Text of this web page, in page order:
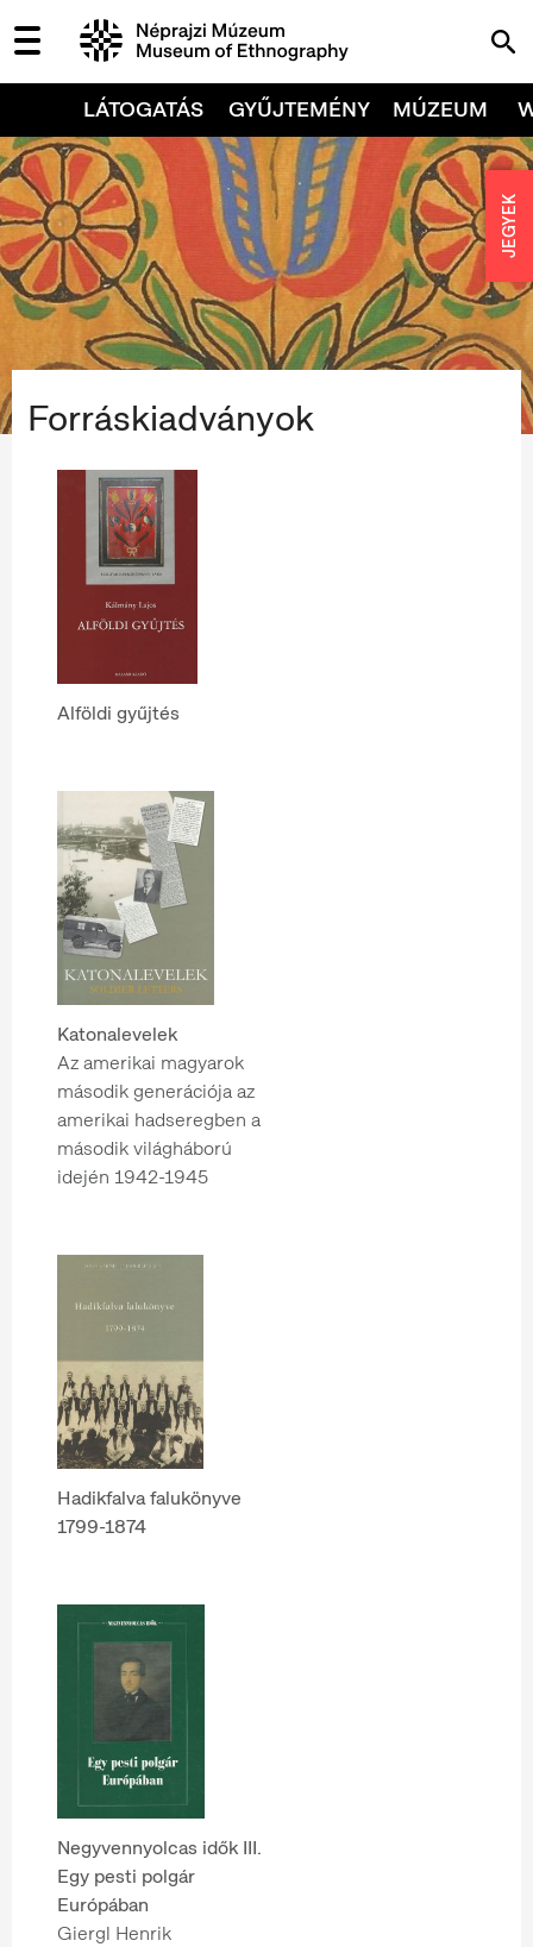
LÁTOGATÁS GYŰJTEMÉNY MÚZEUM
Forráskiadványok
Alföldi gyűjtés
Katonalevelek
Az amerikai magyarok
második generációja az
amerikai hadseregben a
második világháború
idején 1942-1945
Hadikfalva falukönyve
1799-1874
Negyvennyolcas idők III.
Egy pesti polgár
Európában
Giergl Henrik
JEGYEK